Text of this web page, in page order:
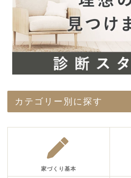
カテゴリー別に探す
家づくり基本